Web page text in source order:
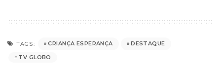
TAGS: CRIANÇA ESPERANÇA
DESTAQUE
TV GLOBO